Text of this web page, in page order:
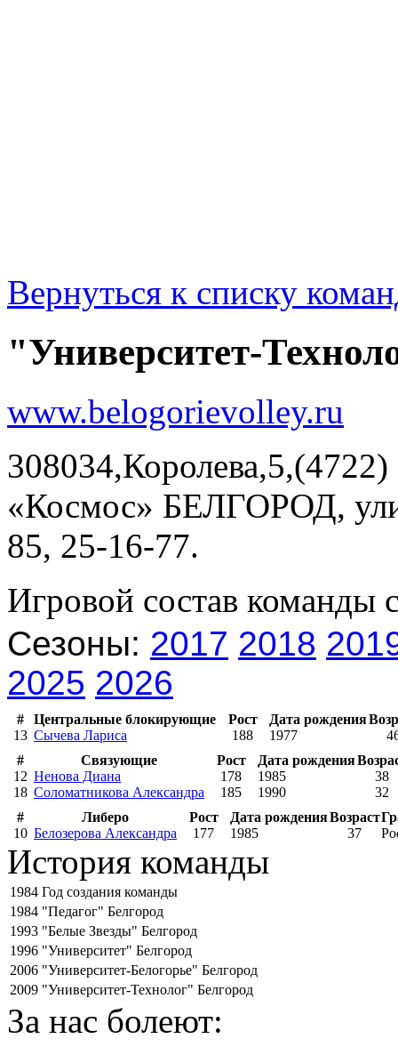
Вернуться к списку
"Университет-
www.belogorievolley.ru
«Космос» БЕЛГОРОД,
85, 25-16-77.
Игровой состав команды
Сезоны: 2017 2018
2025 2026
# Центральные блокирующие Рост Дата рождения
13 Сычева Лариса 188 1977
#
Связующие Рост Дата рождения
12 Ненова Диана 178 1985
38
18 Соломатникова Александра 185 1990
32
#
Либеро Рост Дата рожденияВозраст
10 Белозерова Александра 177 1985 37
История команды
1984 Год создания команды
1984 "Педагог" Белгород
1993 "Белые Звезды" Белгород
1996 "Университет" Белгород
2006 "Университет-Белогорье" Белгород
2009 "Университет-Технолог" Белгород
За нас болеют: